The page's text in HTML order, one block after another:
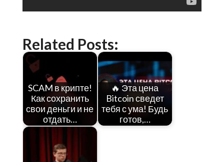
Related Posts:
SCAM в крипте!
Как сохранить
свои деньги и не
отдать…
🔥 Эта цена
Bitcoin сведет
тебя с ума! Будь
готов,…